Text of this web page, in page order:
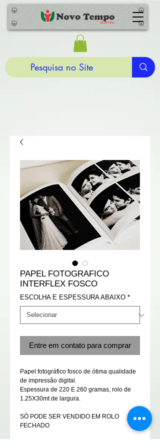
PAPEL FOTOGRAFICO
INTERFLEX FOSCO
ESCOLHA E ESPESSURA ABAIXO *
Entre em contato para comprar
Papel fotográfico fosco de ótima qualidade
de impressão digital.
Espessura de 220 E 260 gramas, rolo de
1.25X30mt de largura.
SÓ PODE SER VENDIDO EM ROLO
FECHADO